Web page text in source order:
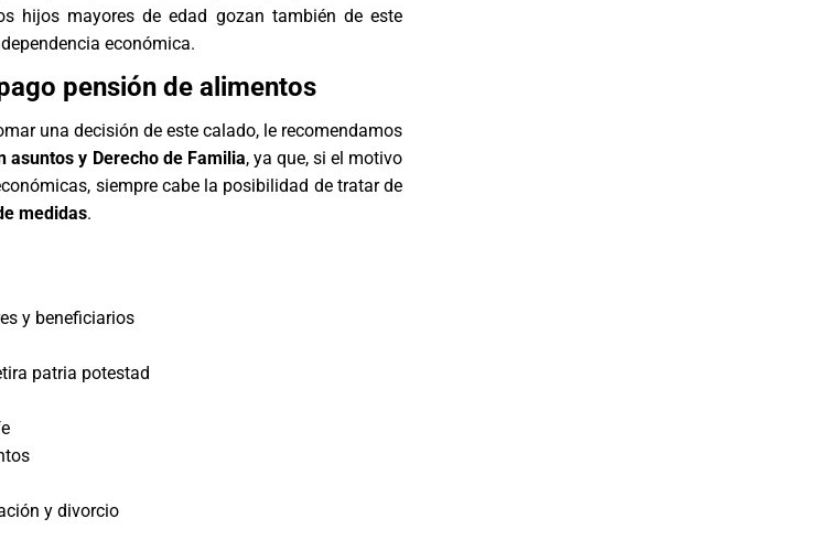
hijos mayores de edad gozan también de este
económica.
pensión de alimentos
una decisión de este calado, le recomendamos
asuntos y Derecho de Familia, ya que, si el motivo
siempre cabe la posibilidad de tratar de
medidas.
y beneficiarios
patria potestad
y divorcio